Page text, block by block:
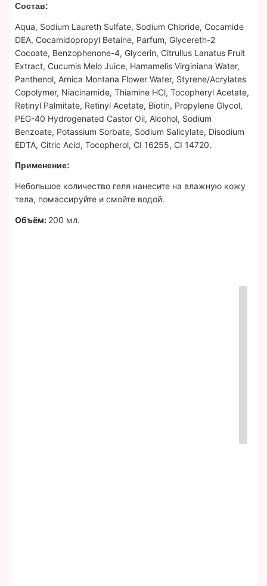
Состав:
Aqua, Sodium Laureth Sulfate, Sodium Chloride, Cocamide
DEA, Cocamidopropyl Betaine, Parfum, Glycereth-2
Cocoate, Benzophenone-4, Glycerin, Citrullus Lanatus Fruit
Extract, Cucumis Melo Juice, Hamamelis Virginiana Water,
Panthenol, Arnica Montana Flower Water, Styrene/Acrylates
Copolymer, Niacinamide, Thiamine HCl, Tocopheryl Acetate,
Retinyl Palmitate, Retinyl Acetate, Biotin, Propylene Glycol,
PEG-40 Hydrogenated Castor Oil, Alcohol, Sodium
Benzoate, Potassium Sorbate, Sodium Salicylate, Disodium
EDTA, Citric Acid, Tocopherol, CI 16255, CI 14720.
Применение:
Небольшое количество геля нанесите на влажную кожу
тела, помассируйте и смойте водой.
Объём: 200 мл.